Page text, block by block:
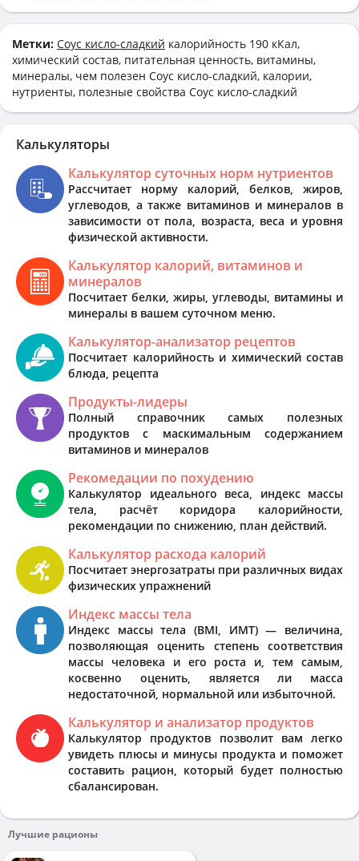
Метки: Соус кисло-сладкий калорийность 190 кКал,
химический состав, питательная ценность, витамины,
минералы, чем полезен Соус кисло-сладкий, калории,
нутриенты, полезные свойства Соус кисло-сладкий
Калькуляторы
Калькулятор суточных норм нутриентов
Рассчитает норму калорий, белков, жиров,
углеводов, а также витаминов и минералов в
зависимости от пола, возраста, веса и уровня
физической активности.
Калькулятор калорий, витаминов и
минералов
Посчитает белки, жиры, углеводы, витамины и
минералы в вашем суточном меню.
Калькулятор-анализатор рецептов
Посчитает калорийность и химический состав
блюда, рецепта
Продукты-лидеры
Полный справочник самых полезных
продуктов с маскимальным содержанием
витаминов и минералов
Рекомедации по похудению
Калькулятор идеального веса, индекс массы
тела, расчёт коридора калорийности,
рекомендации по снижению, план действий.
Калькулятор расхода калорий
Посчитает энергозатраты при различных видах
физических упражнений
Индекс массы тела
Индекс массы тела (BMI, ИМТ) — величина,
позволяющая оценить степень соответствия
массы человека и его роста и, тем самым,
косвенно оценить, является ли масса
недостаточной, нормальной или избыточной.
Калькулятор и анализатор продуктов
Калькулятор продуктов позволит вам легко
увидеть плюсы и минусы продукта и поможет
составить рацион, который будет полностью
сбалансирован.
Лучшие рационы